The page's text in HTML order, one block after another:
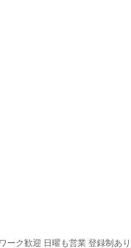
ーク歓迎 日曜も営業 登録制あ